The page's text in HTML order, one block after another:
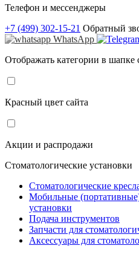
Телефон и мессенджеры
+7 (499) 302-15-21 Обратный
WhatsApp
Отображать категории в шапке
Красный цвет сайта
Акции и распродажи
Стоматологические установки
Стоматологические
Мобильные
установки
Подача инструментов
Запчасти для
Аксессуары для